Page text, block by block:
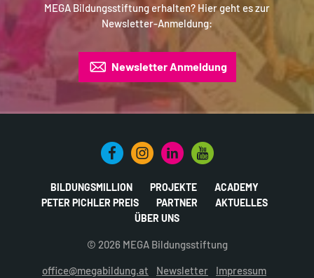
MEGA Bildungsstiftung erhalten? Hier geht es zur
Newsletter-Anmeldung:
Newsletter Anmeldung
BILDUNGSMILLION PROJEKTE
ACADEMY
PETER PICHLER PREIS
PARTNER
AKTUELLES
ÜBER UNS
© 2026 MEGA Bildungsstiftung
office@megabildung.at Newsletter
Impressum